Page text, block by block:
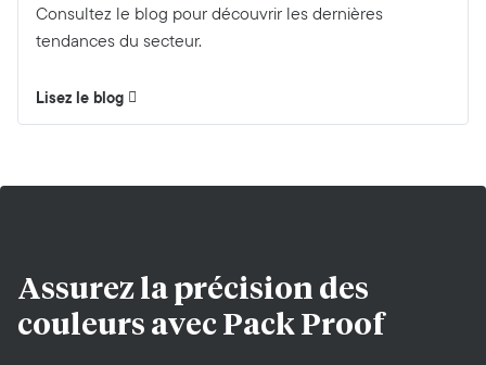
Consultez le blog pour découvrir les dernières
tendances du secteur.
Lisez le blog
Assurez la précision des
couleurs avec Pack Proof